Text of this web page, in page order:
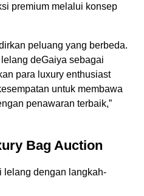
premium melalui konsep
peluang yang berbeda.
deGaiya sebagai
para luxury enthusiast
untuk membawa
penawaran terbaik,”
Bag Auction
lelang dengan langkah-